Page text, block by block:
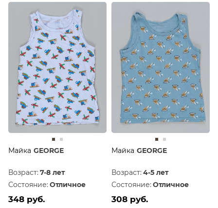
Майка GEORGE
Возраст: 7-8 лет
Состояние: Отличное
348 руб.
Майка GEORGE
Возраст: 4-5 лет
Состояние: Отличное
308 руб.